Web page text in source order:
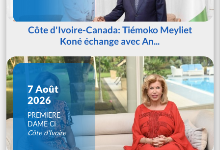
Côte d'Ivoire-Canada: Tiémoko Meyliet
Koné échange avec An...
7 Août
2026
PREMIERE
DAME CI
Côte d'Ivoire